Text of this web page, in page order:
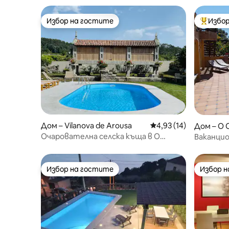
Избор на гостите
Избор на гостите
Дом – Vilanova de Arousa Средна оценка: 4,93
4,93 (14)
Очарователна селска къща в О
Най-
Дом – O
Избор на гостите
Избор на гостите Избор
Избор